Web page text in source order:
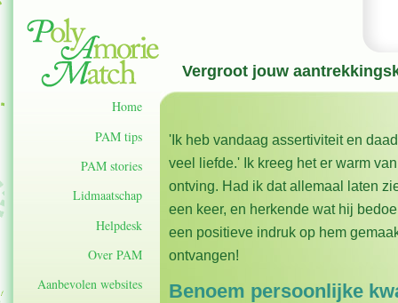
Vergroot jouw
'Ik heb vandaag assertiviteit en
veel liefde.' Ik kreeg het er warm
ontving. Had ik dat allemaal laten
een keer, en herkende wat hij
een positieve indruk op hem
ontvangen!
Benoem persoonlijke
Home
PAM tips
PAM stories
Lidmaatschap
Helpdesk
Over PAM
Aanbevolen websites